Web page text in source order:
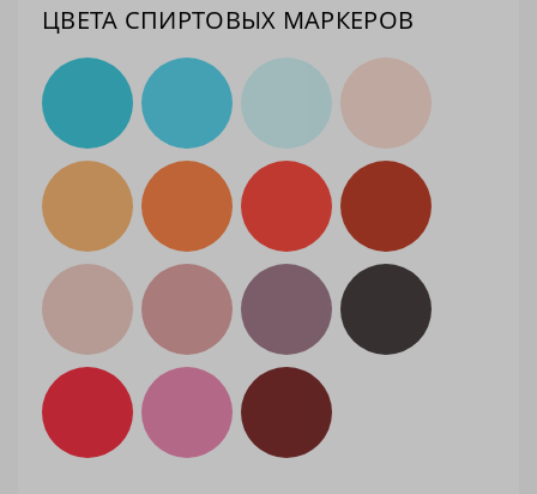
ЦВЕТА СПИРТОВЫХ МАРКЕРОВ